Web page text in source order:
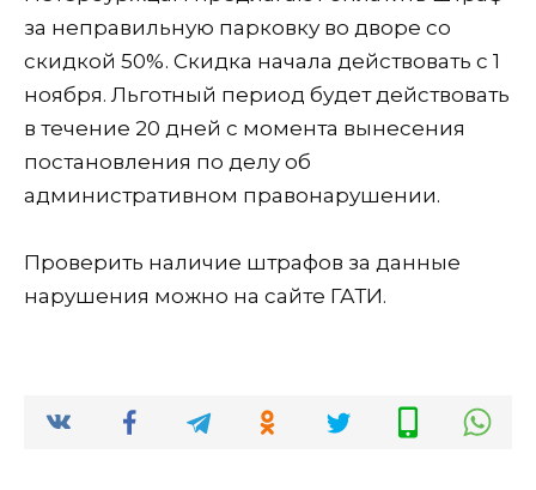
за неправильную парковку во дворе со
скидкой 50%. Скидка начала действовать с 1
ноября. Льготный период будет действовать
в течение 20 дней с момента вынесения
постановления по делу об
административном правонарушении.
Проверить наличие штрафов за данные
нарушения можно на сайте ГАТИ.